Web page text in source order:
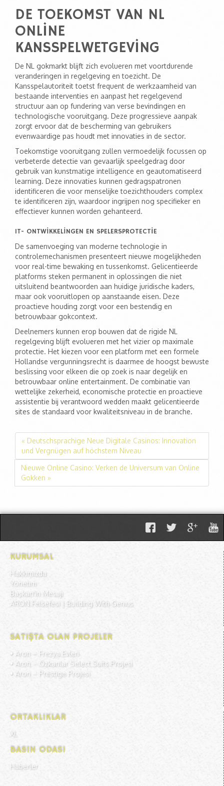
DE TOEKOMST VAN NL
ONLINE
KANSSPELWETGEVING
De NL gokmarkt blijft zich evolueren met voortdurende
veranderingen in regelgeving en toezicht. De
Kansspelautoriteit toetst frequent de werkzaamheid van
bestaande interventies en aanpast het regelgevend
structuur aan op fundering van verse bevindingen en
technologische vooruitgang. Deze progressieve aanpak
zorgt ervoor dat de bescherming van gebruikers
evenwaardige pas houdt met innovaties in de sector.
Toekomstige vooruitgang zullen vermoedelijk focussen op
verbeterde detectie van gevaarlijk speelgedrag door
gebruik van kunstmatige intelligence en geautomatiseerd
learning. Deze innovaties kunnen gedragspatronen
identificeren die voor menselijke toezichthouders complex
te identificeren zijn, waardoor ingrijpen nog specifieker en
effectiever kunnen worden gehanteerd.
IT- ONTWIKKELINGEN EN SPELERSPROTECTIE
De samenvoeging van moderne technologie in
controlemechanismen presenteert nieuwe mogelijkheden
voor real-time bewaking en tussenkomst. Gelicentieerde
platforms steken permanent in oplossingen die niet
uitsluitend beantwoorden aan huidige juridische kaders,
maar ook vooruitlopen op aanstaande eisen. Deze
proactieve houding zorgt voor een bestendig en
betrouwbaar gokcontext.
Deelnemers kunnen erop bouwen dat de rigide NL
regelgeving blijft evolueren met het vizier op maximale
protectie. Het kiezen voor een platform met een formele
Hollandse vergunningsrecht is daarmee de hoogst bewuste
beslissing voor elkeen die op zoek is naar degelijk en
betrouwbaar online entertainment. De combinatie van
wettelijke zekerheid, economische protectie en proactieve
assistentie bij verantwoord wedden maakt gelicentieerde
sites de standaard voor kwaliteitsniveau in de branche.
« Deutschsprachige Neue Digitale Casinos: Innovation
und Vergnügen auf höchstem Niveau
Nieuwe Online Casino: Verken de Universum van Online
Gokken »
KURUMSAL
Hakkımızda
Yönetim
Başkan'ın Mesajı
ARON Felsefesi | Building With Genius
SATIŞTA OLAN PROJELER
• Aron – Frezya Evleri
• Aron – Özkanlar Select Suits Projesi
• Aron – Prestige Projesi
ORTAKLIKLAR
XL
BASIN ODASI
Haberler